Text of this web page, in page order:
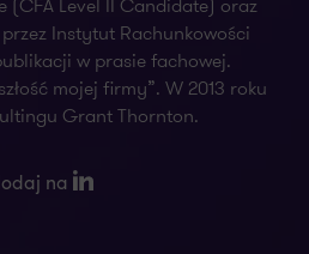
Level II Candidate) oraz
Instytut Rachunkowości
w prasie fachowej.
mojej firmy”. W 2013 roku
Grant Thornton.
na LinkedIn